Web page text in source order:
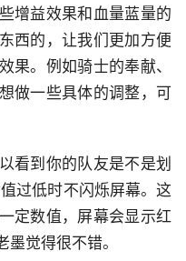
增益效果和血量蓝量的
西的，让我们更加方便
果。例如骑士的奉献、
做一些具体的调整，可
看到你的队友是不是划
过低时不闪烁屏幕。这
定数值，屏幕会显示红
觉得很不错。